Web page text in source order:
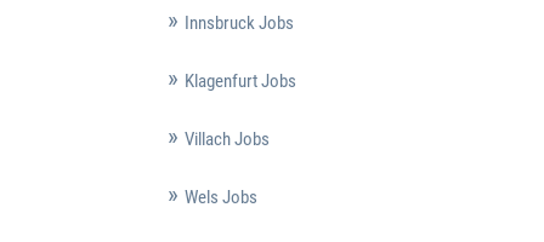
Innsbruck Jobs
Klagenfurt Jobs
Villach Jobs
Wels Jobs